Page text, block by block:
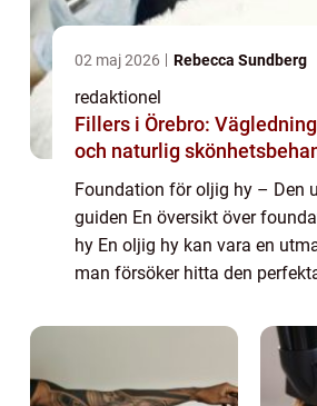
02 maj 2026 Rebecca Sundberg
redaktionel
Fillers i Örebro:
och naturlig
Foundation för oljig hy – Den
guiden En översikt över
hy En oljig hy kan vara en
man försöker hitta den
överproduktion av talg, vilket